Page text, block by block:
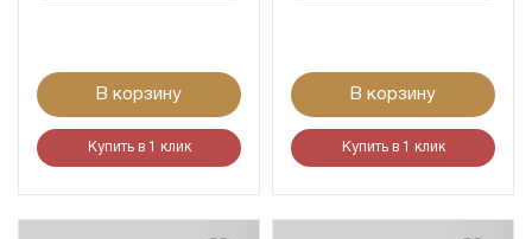
В корзину
Купить в 1 клик
В корзину
Купить в 1 клик